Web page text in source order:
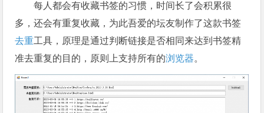
每人都会有收藏书签的习惯，时间长了会积累很
多，还会有重复收藏，为此吾爱的坛友制作了这款书签
去重工具，原理是通过判断链接是否相同来达到书签精
准去重复的目的，原则上支持所有的浏览器。